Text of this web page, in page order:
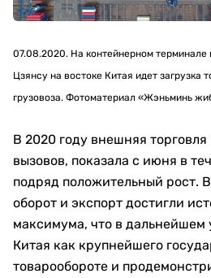
07.08.2020. На контейнерном терминале
Цзянсу на востоке Китая идет загрузка
грузовоза. Фотоматериал «Жэньминь
В 2020 году внешняя
вызовов, показала с июня в
подряд положительный рост.
оборот и экспорт достигли
максимума, что в дальнейшем
Китая как крупнейшего
товарообороте и